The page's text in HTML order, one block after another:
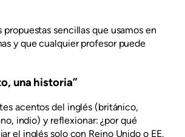
propuestas sencillas que usamos en
y que cualquier profesor puede
una historia”
acentos del inglés (británico,
indio) y reflexionar: ¿por qué
el inglés solo con Reino Unido o EE.